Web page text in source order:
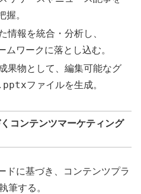
握。
情報を統合・分析し、
ムワークに落とし込む。
果物として、編集可能なグ
ファイルを生成。
コンテンツマーケティング
ドに基づき、コンテンツプラ
筆する。